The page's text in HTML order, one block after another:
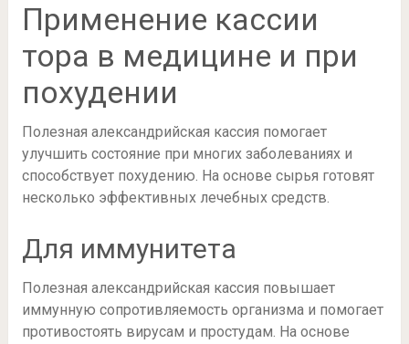
Применение кассии
тора в медицине и при
похудении
Полезная александрийская кассия помогает
улучшить состояние при многих заболеваниях и
способствует похудению. На основе сырья готовят
несколько эффективных лечебных средств.
Для иммунитета
Полезная александрийская кассия повышает
иммунную сопротивляемость организма и помогает
противостоять вирусам и простудам. На основе